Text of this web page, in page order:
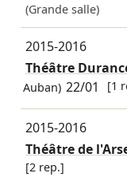
(Grande salle)
2015-2016
Théâtre
Auban) 22/01 [1
2015-2016
Théâtre de
[2 rep.]